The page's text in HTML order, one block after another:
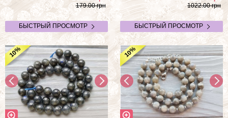
179.00 грн
БЫСТРЫЙ ПРОСМОТР
1022.00 грн
БЫСТРЫЙ ПРОСМОТР
10% 10%